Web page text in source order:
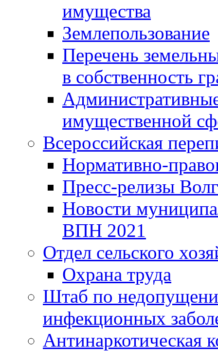
имущества
Землепользование
Перечень
в собственность
имущественной
Всероссийская
Нормативно-
Пресс-релизы
Новости
ВПН 2021
Отдел сельского
Охрана труда
Штаб по
инфекционных
Антинаркотическая